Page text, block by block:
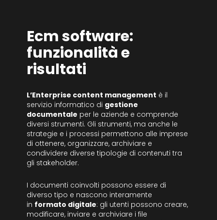
Ecm software:
funzionalità e
risultati
L’Enterprise content management è il
servizio informatico di gestione
documentale per le aziende e comprende
diversi strumenti. Gli strumenti, ma anche le
strategie e i processi permettono alle imprese
di ottenere, organizzare, archiviare e
condividere diverse tipologie di contenuti tra
gli stakeholder.
I documenti coinvolti possono essere di
diverso tipo e nascono interamente
in formato digitale: gli utenti possono creare,
modificare, inviare e archiviare i file